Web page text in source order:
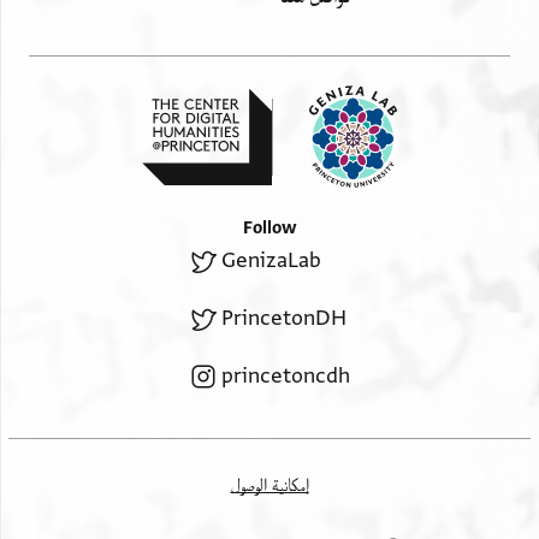
Follow
GenizaLab
PrincetonDH
princetoncdh
إمكانية الوصول